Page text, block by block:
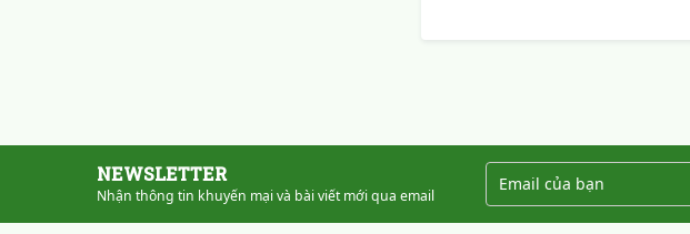
NEWSLETTER
Nhận thông tin khuyến mại và bài viết mới qua email